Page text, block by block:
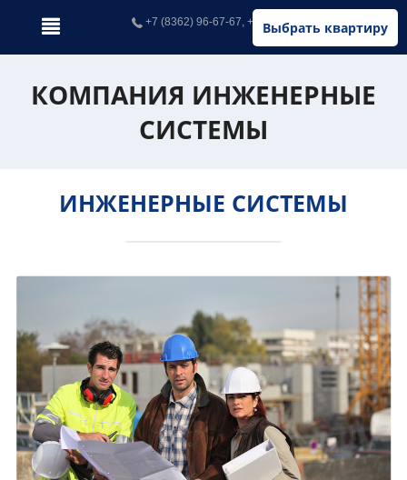
Выбрать квартиру
+7 (8362) 96-67-67, +7 (902) 326-67-67
КОМПАНИЯ ИНЖЕНЕРНЫЕ
СИСТЕМЫ
ИНЖЕНЕРНЫЕ СИСТЕМЫ